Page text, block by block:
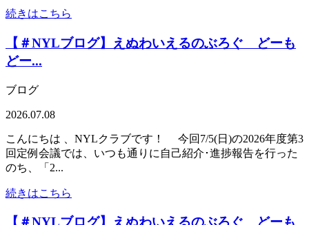
続きはこちら
【＃NYLブログ】えぬわいえるのぶろぐ どーも
どー...
ブログ
2026.07.08
こんにちは 、NYLクラブです！ 今回7/5(日)の2026年度第3
回定例会議では、いつも通りに自己紹介･進捗報告を行った
のち、「2...
続きはこちら
【＃NYLブログ】えぬわいえるのぶろぐ どーも